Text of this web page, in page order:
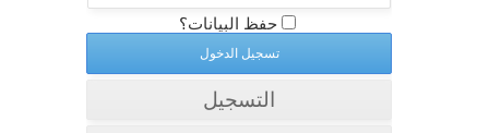
حفظ البيانات؟
التسجيل